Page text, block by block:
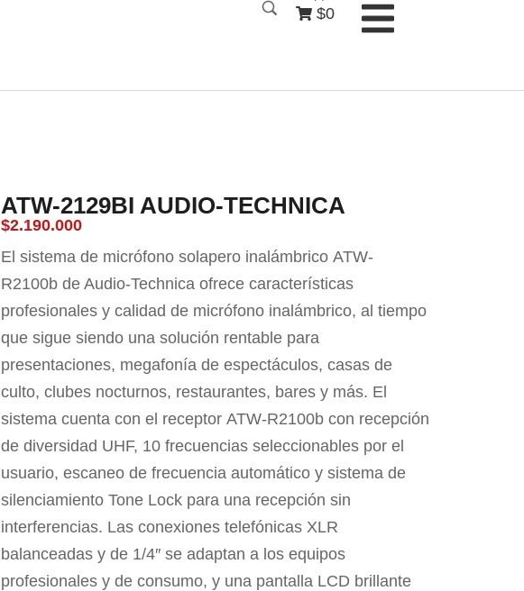
$0
ATW-2129BI AUDIO-TECHNICA
$2.190.000
El sistema de micrófono solapero inalámbrico ATW-
R2100b de Audio-Technica ofrece características
profesionales y calidad de micrófono inalámbrico, al tiempo
que sigue siendo una solución rentable para
presentaciones, megafonía de espectáculos, casas de
culto, clubes nocturnos, restaurantes, bares y más. El
sistema cuenta con el receptor ATW-R2100b con recepción
de diversidad UHF, 10 frecuencias seleccionables por el
usuario, escaneo de frecuencia automático y sistema de
silenciamiento Tone Lock para una recepción sin
interferencias. Las conexiones telefónicas XLR
balanceadas y de 1/4″ se adaptan a los equipos
profesionales y de consumo, y una pantalla LCD brillante